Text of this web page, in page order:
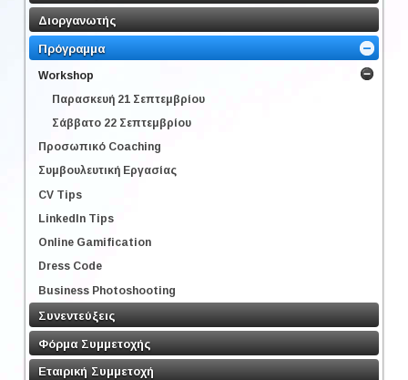
Διοργανωτής
Πρόγραμμα
Workshop
Παρασκευή 21 Σεπτεμβρίου
Σάββατο 22 Σεπτεμβρίου
Προσωπικό Coaching
Συμβουλευτική Εργασίας
CV Tips
LinkedIn Tips
Online Gamification
Dress Code
Business Photoshooting
Συνεντεύξεις
Φόρμα Συμμετοχής
Εταιρική Συμμετοχή